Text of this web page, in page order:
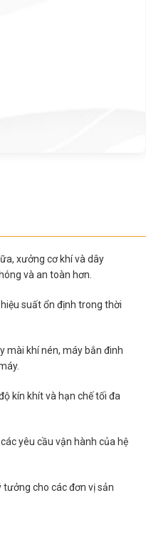
xưởng cơ khí và dây
và an toàn hơn.
suất ổn định trong thời
mài khí nén, máy bắn đinh
kín khít và hạn chế tối đa
yêu cầu vận hành của hệ
cho các đơn vị sản